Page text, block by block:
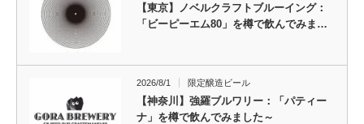
【東京】ノベルクラフトブルーイング：
「ビーピーエム80」を樽で飲んでみま…
2026/8/1 限定醸造ビール
【神奈川】強羅ブルワリー：「パティー
ナ」を樽で飲んでみました～